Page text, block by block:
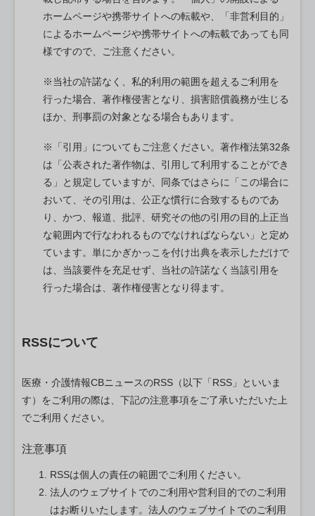
ホームページや携帯サイトへの転載や、「非営利目的」
によるホームページや携帯サイトへの転載であっても同
様ですので、ご注意ください。
※当社の許諾なく、私的利用の範囲を超えるご利用を
行った場合、著作権侵害となり、損害賠償義務が生じる
ほか、刑事罰の対象となる場合もあります。
※「引用」についてもご注意ください。著作権法第32条
は「公表された著作物は、引用して利用することができ
る」と規定していますが、同条ではさらに「この場合に
おいて、その引用は、公正な慣行に合致するものであ
り、かつ、報道、批評、研究その他の引用の目的上正当
な範囲内で行なわれるものでなければならない」と定め
ています。単にかぎかっこを付け出典を表示しただけで
は、当該要件を充足せず、当社の許諾なく当該引用を
行った場合は、著作権侵害となり得ます。
RSSについて
医療・介護情報CBニュースのRSS（以下「RSS」といいま
す）をご利用の際は、下記の注意事項をご了承いただいた上
でご利用ください。
注意事項
RSSは個人の責任の範囲でご利用ください。
法人のウェブサイトでのご利用や営利目的でのご利用
はお断りいたします。法人のウェブサイトでのご利用